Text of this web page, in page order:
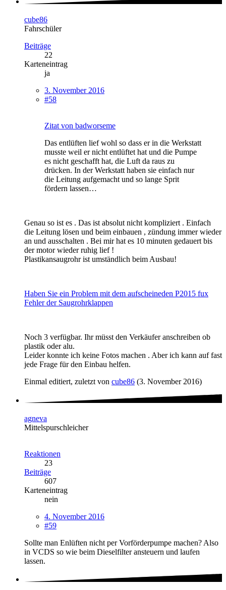
cube86
Fahrschüler
Beiträge
22
Karteneintrag
ja
3. November 2016
#58
Zitat von badworseme
Das entlüften lief wohl so dass er in die Werkstatt
musste weil er nicht entlüftet hat und die Pumpe
es nicht geschafft hat, die Luft da raus zu
drücken. In der Werkstatt haben sie einfach nur
die Leitung aufgemacht und so lange Sprit
fördern lassen…
Genau so ist es . Das ist absolut nicht kompliziert . Einfach
die Leitung lösen und beim einbauen , zündung immer wieder
an und ausschalten . Bei mir hat es 10 minuten gedauert bis
der motor wieder ruhig lief !
Plastikansaugrohr ist umständlich beim Ausbau!
Haben Sie ein Problem mit dem aufscheineden P2015 fux
Fehler der Saugrohrklappen
Noch 3 verfügbar. Ihr müsst den Verkäufer anschreiben ob
plastik oder alu.
Leider konnte ich keine Fotos machen . Aber ich kann auf fast
jede Frage für den Einbau helfen.
Einmal editiert, zuletzt von cube86 (3. November 2016)
agneva
Mittelspurschleicher
Reaktionen
23
Beiträge
607
Karteneintrag
nein
4. November 2016
#59
Sollte man Enlüften nicht per Vorförderpumpe machen? Also
in VCDS so wie beim Dieselfilter ansteuern und laufen
lassen.